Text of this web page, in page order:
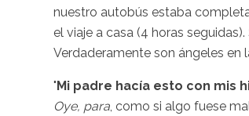
nuestro autobús estaba
el viaje a casa (4 horas seguidas).
Verdaderamente son ángeles en
"Mi padre hacía esto con mis
Oye, para, como si algo fuese